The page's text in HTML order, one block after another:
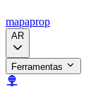
mapaprop
AR
Ferramentas